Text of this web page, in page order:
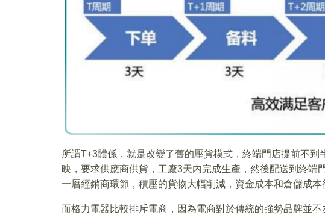
所謂T+3體係，就是改變了舊的壓貨模式，終端門店提前不
映，要求供應商供貨，工廠3天内完成生產，然後配送到終端
一層經銷商環節，積壓的貨物大幅削減，資金成本和倉儲成本
而格力電器比較排斥電商，因為電商對於傳統的強勢品牌並不